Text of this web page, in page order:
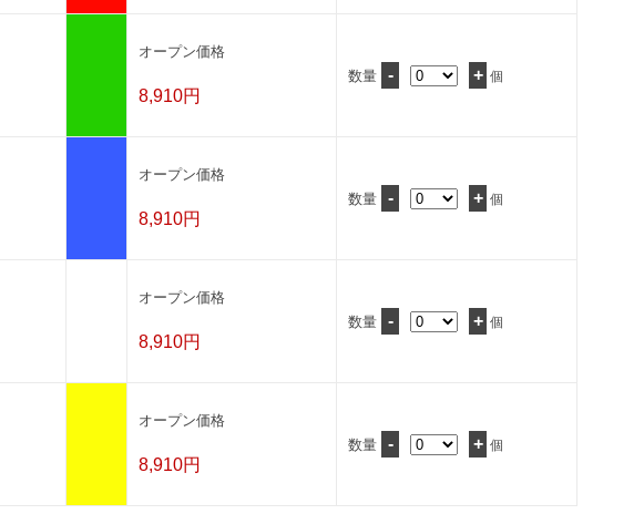
オープン価格
8,910円
数量 - + 個
オープン価格
8,910円
数量 - + 個
オープン価格
8,910円
数量 - + 個
オープン価格
8,910円
数量 - + 個